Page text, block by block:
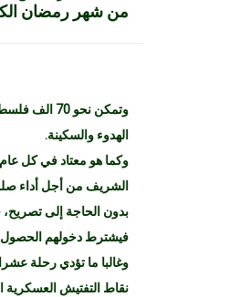
من شهر رمضان
وتمكن
الهدوء والسكينة.
وكما هو معتاد في كل
فيشترط دخولهم
وغالبا ما تؤدي رحلة
نقاط التفتيش العسكرية